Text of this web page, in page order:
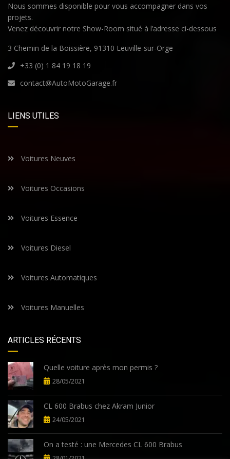
Nous sommes disponible pour vous accompagner dans vos
projets.
Venez découvrir notre Show-Room situé à l’adresse ci-dessous
3 Chemin de la Boissière, 91310 Leuville-sur-Orge
+33 (0) 1 84 19 18 19
contact@AutoMotoGarage.fr
LIENS UTILES
Voitures Neuves
Voitures Occasions
Voitures Essence
Voitures Diesel
Voitures Automatiques
Voitures Manuelles
ARTICLES RÉCENTS
Quelle voiture après mon permis ?
28/05/2021
CL 600 Brabus chez Akram Junior
24/05/2021
On a testé : une Mercedes CL 600 Brabus